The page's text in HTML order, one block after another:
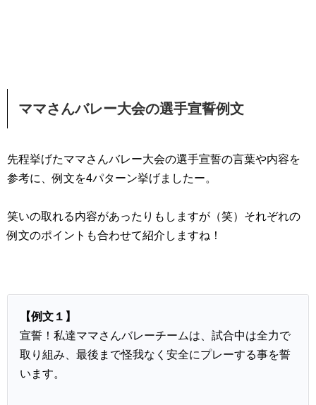
ママさんバレー大会の選手宣誓例文
先程挙げたママさんバレー大会の選手宣誓の言葉や内容を
参考に、例文を4パターン挙げましたー。
笑いの取れる内容があったりもしますが（笑）それぞれの
例文のポイントも合わせて紹介しますね！
【例文１】
宣誓！私達ママさんバレーチームは、試合中は全力で
取り組み、最後まで怪我なく安全にプレーする事を誓
います。